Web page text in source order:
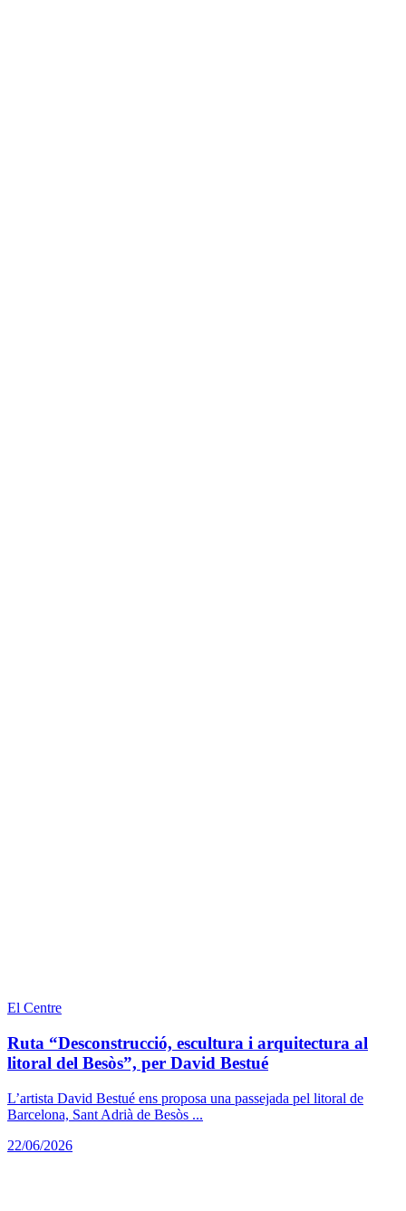
El Centre
Ruta “Desconstrucció, escultura i arquitectura al
litoral del Besòs”, per David Bestué
L’artista David Bestué ens proposa una passejada pel litoral de
Barcelona, Sant Adrià de Besòs ...
22/06/2026